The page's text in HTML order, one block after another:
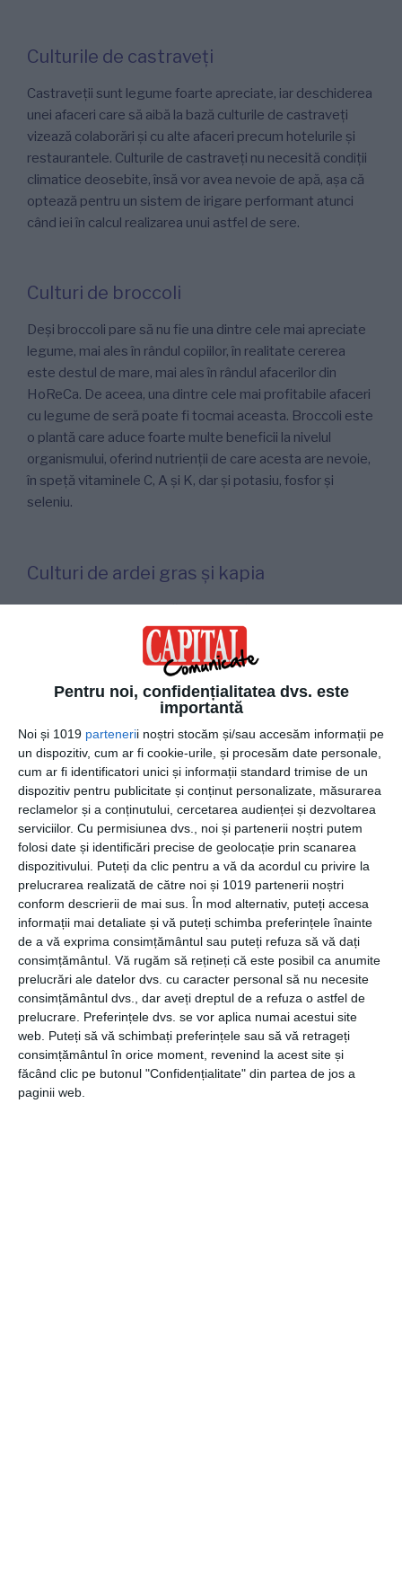
Pentru noi, confidențialitatea dvs. este
importantă
Noi și 1019 partenerii noștri stocăm și/sau accesăm informații pe
un dispozitiv, cum ar fi cookie-urile, și procesăm date personale,
cum ar fi identificatori unici și informații standard trimise de un
dispozitiv pentru publicitate și conținut personalizate, măsurarea
reclamelor și a conținutului, cercetarea audienței și dezvoltarea
serviciilor. Cu permisiunea dvs., noi și partenerii noștri putem
folosi date și identificări precise de geolocație prin scanarea
dispozitivului. Puteți da clic pentru a vă da acordul cu privire la
prelucrarea realizată de către noi și 1019 partenerii noștri
conform descrierii de mai sus. În mod alternativ, puteți accesa
informații mai detaliate și vă puteți schimba preferințele înainte
de a vă exprima consimțământul sau puteți refuza să vă dați
consimțământul. Vă rugăm să rețineți că este posibil ca anumite
prelucrări ale datelor dvs. cu caracter personal să nu necesite
consimțământul dvs., dar aveți dreptul de a refuza o astfel de
prelucrare. Preferințele dvs. se vor aplica numai acestui site
web. Puteți să vă schimbați preferințele sau să vă retrageți
consimțământul în orice moment, revenind la acest site și
făcând clic pe butonul "Confidențialitate" din partea de jos a
paginii web.
Culturile de castraveți
Castraveții sunt legume foarte apreciate, iar deschiderea
unei afaceri care să aibă la bază culturile de castraveți
vizează colaborări și cu alte afaceri precum hotelurile și
restaurantele. Culturile de castraveți nu necesită condiții
climatice deosebite, însă vor avea nevoie de apă, așa că
optează pentru un sistem de irigare performant atunci
când iei în calcul realizarea unui astfel de sere.
Culturi de broccoli
Deși broccoli pare să nu fie una dintre cele mai apreciate
legume, mai ales în rândul copiilor, în realitate cererea
este destul de mare, mai ales în rândul afacerilor din
HoReCa. De aceea, una dintre cele mai profitabile afaceri
cu legume de seră poate fi tocmai aceasta. Broccoli este
o plantă care aduce foarte multe beneficii la nivelul
organismului, oferind nutrienții de care acesta are nevoie,
în speță vitaminele C, A și K, dar și potasiu, fosfor și
seleniu.
Culturi de ardei gras și kapia
Ardeiul gras este o sursă foarte bună de vitamine și
minerale, această legumă stând la baza a nenumărate
rețete prin care poate fi introdus în alimentație. Ardeiul
gras, dar și ardeiul kapia, au o largă utilitate și sunt foarte
căutați, așa că o astfel de seră poate fi o idee perfectă
dacă vrei să deschizi o afacere.
Culturi de cartof mov
Spre deosebire de culturile uzuale de cartof, cartoful mov
reprezintă o noutate, iar acest lucru o face să devină o
opțiune de afacere. Cartoful mov are un preț mai ridicat
decât prețul cartofilor uzuali, iar acest lucru te poate ajuta
să desfășori o afacere, deoarece îți poți acoperi cea mai
mare parte a cheltuielilor.
Totuși, aceste culturi au nevoie de condiții speciale și de
tratamente împotriva dăunătorilor, iar adesea aceste
lucruri înseamnă costuri mai ridicate în ceea ce privește
producția.